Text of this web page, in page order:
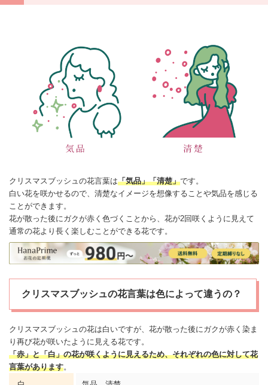
クリスマスブッシュの花言葉は「気品」「清楚」です。
白い花を咲かせるので、清楚なイメージを想像することや気品を感じる
ことができます。
花が散った後にガクが赤く色づくことから、花が2回咲くように見えて
通常の花より長く楽しむことができる花です。
クリスマスブッシュの花言葉は色によって違うの？
クリスマスブッシュの花は白いですが、花が散った後にガクが赤く染ま
り再び花が咲いたように見える花です。
「赤」と「白」の花が咲くように見えるため、それぞれの色に対して花
言葉があります。